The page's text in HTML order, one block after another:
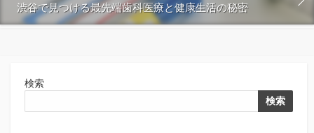
渋谷で見つける最先端歯科医療と健康生活の秘密
検索
検索